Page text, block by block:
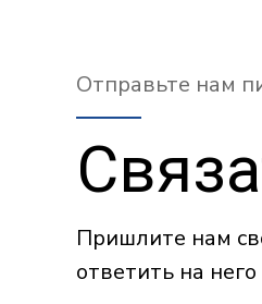
Отправьте нам
Пришлите нам
ответить на